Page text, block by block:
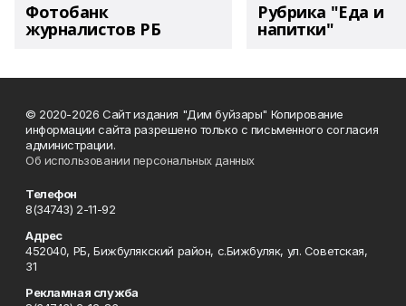
Фотобанк
журналистов РБ
Рубрика "Еда и
напитки"
© 2020-2026 Сайт издания "Дим буйзары" Копирование
информации сайта разрешено только с письменного согласия
администрации.
Об использовании персональных данных
Телефон
8(34743) 2-11-92
Адрес
452040, РБ, Бижбулякский район, с.Бижбуляк, ул. Советская,
31
Рекламная служба